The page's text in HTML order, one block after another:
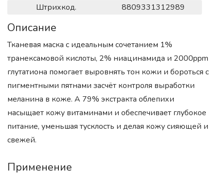
Штрихкод. 8809331312989
Описание
Тканевая маска с идеальным сочетанием 1%
транексамовой кислоты, 2% ниацинамида и 2000ppm
глутатиона помогает выровнять тон кожи и бороться с
пигментными пятнами засчёт контроля выработки
меланина в коже. А 79% экстракта облепихи
насыщает кожу витаминами и обеспечивает глубокое
питание, уменьшая тусклость и делая кожу сияющей и
свежей.
Применение